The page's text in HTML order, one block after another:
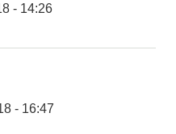
- 14:26
- 16:47